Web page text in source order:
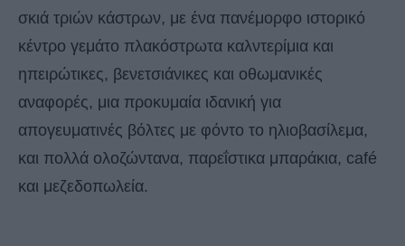
σκιά τριών κάστρων, με ένα πανέμορφο ιστορικό
κέντρο γεμάτο πλακόστρωτα καλντερίμια και
ηπειρώτικες, βενετσιάνικες και οθωμανικές
αναφορές, μια προκυμαία ιδανική για
απογευματινές βόλτες με φόντο το ηλιοβασίλεμα,
και πολλά ολοζώντανα, παρεΐστικα μπαράκια, café
και μεζεδοπωλεία.